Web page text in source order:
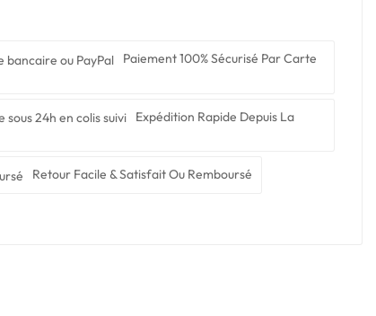
Paiement 100% Sécurisé Par Carte
Expédition Rapide Depuis La
Retour Facile & Satisfait Ou Remboursé